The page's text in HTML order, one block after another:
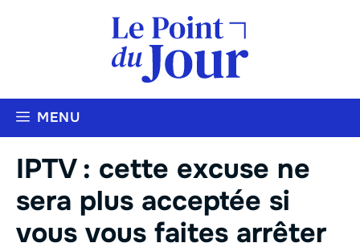
MENU
IPTV : cette excuse ne
sera plus acceptée si
vous vous faites arrêter